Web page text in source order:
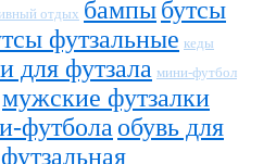
отдых бампыбутсы
футзальные кеды
для футзала мини-футбол
мужские футзалки
футбола обувь для